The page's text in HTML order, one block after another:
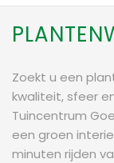
Zoekt u een
kwaliteit, sfeer
Tuincentrum
een groen
minuten rijden